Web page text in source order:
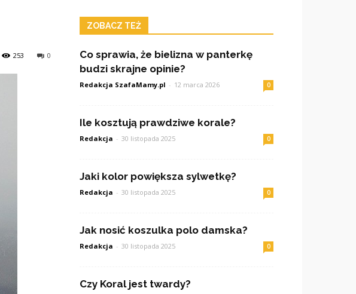
0
253
ZOBACZ TEŻ
Co sprawia, że bielizna w panterkę
budzi skrajne opinie?
Redakcja SzafaMamy.pl - 12 marca 2026 0
Ile kosztują prawdziwe korale?
Redakcja - 30 listopada 2025 0
Jaki kolor powiększa sylwetkę?
Redakcja - 30 listopada 2025 0
Jak nosić koszulka polo damska?
Redakcja - 30 listopada 2025 0
Czy Koral jest twardy?